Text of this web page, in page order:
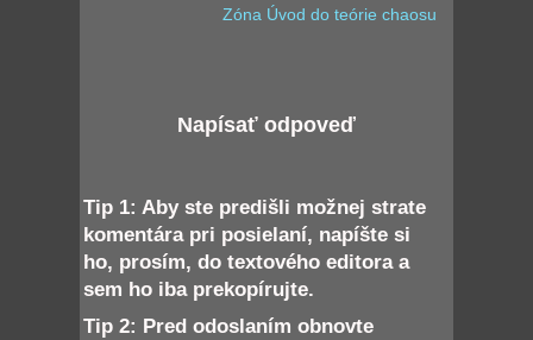
Zóna Úvod do teórie chaosu
Napísať odpoveď
Tip 1: Aby ste predišli možnej strate
komentára pri posielaní, napíšte si
ho, prosím, do textového editora a
sem ho iba prekopírujte.
Tip 2: Pred odoslaním obnovte